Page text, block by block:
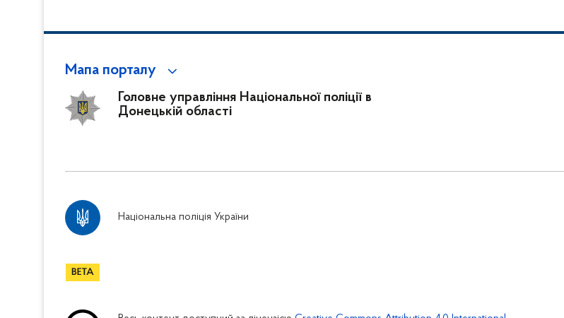
Мапа порталу
Головне управління Національної поліції в
Донецькій області
Національна поліція України